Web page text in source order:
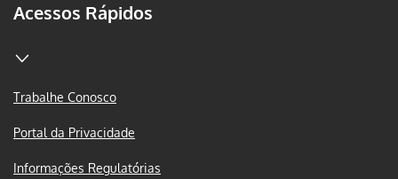
Acessos Rápidos
Trabalhe Conosco
Portal da Privacidade
Informações Regulatórias